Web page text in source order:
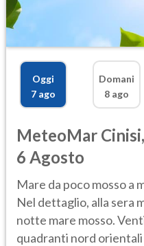
Oggi
7 ago
Domani
8 ago
MeteoMar Cinisi,
6 Agosto
Mare da poco mosso a
Nel dettaglio, alla sera
notte mare mosso.
quadranti nord